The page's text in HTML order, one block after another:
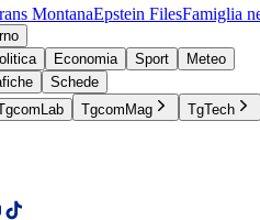
MontanaEpstein FilesFamiglia
Economia Sport
Meteo
Schede
TgcomMag TgTech